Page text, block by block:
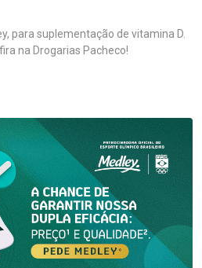
para suplementação de vitamina D.
na Drogarias Pacheco!